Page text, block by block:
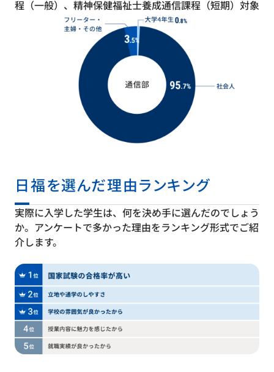
程（一般）、精神保健福祉士養成通信課程（短期）対象
日福を選んだ理由ランキング
実際に入学した学生は、何を決め手に選んだのでしょう
か。アンケートで多かった理由をランキング形式でご紹
介します。